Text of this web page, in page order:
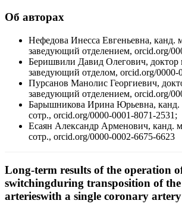
Об авторах
Нефедова Инесса Евгеньевна, канд.
заведующий отделением, orcid.org/
Беришвили Давид Олегович, доктор
заведующий отделом, orcid.org/0000-
Пурсанов Манолис Георгиевич,
заведующий отделением, orcid.org/
Барышникова Ирина Юрьевна, канд.
сотр., orcid.org/0000-0001-8071-2531;
Есаян Александр Арменович, канд.
сотр., orcid.org/0000-0002-6675-6623
Long-term results of the operation
switchingduring transposition of
arterieswith a single coronary artery